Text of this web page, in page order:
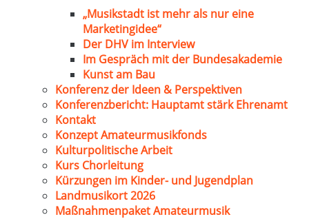
„Musikstadt ist mehr als nur eine
Marketingidee“
Der DHV im Interview
Im Gespräch mit der Bundesakademie
Kunst am Bau
Konferenz der Ideen & Perspektiven
Konferenzbericht: Hauptamt stärk Ehrenamt
Kontakt
Konzept Amateurmusikfonds
Kulturpolitische Arbeit
Kurs Chorleitung
Kürzungen im Kinder- und Jugendplan
Landmusikort 2026
Maßnahmenpaket Amateurmusik